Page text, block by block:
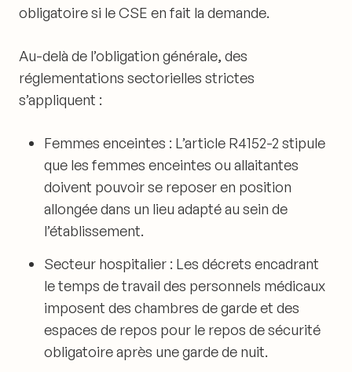
obligatoire si le CSE en fait la demande.
Au-delà de l’obligation générale, des
réglementations sectorielles strictes
s’appliquent :
Femmes enceintes : L’article R4152-2 stipule
que les femmes enceintes ou allaitantes
doivent pouvoir se reposer en position
allongée dans un lieu adapté au sein de
l’établissement.
Secteur hospitalier : Les décrets encadrant
le temps de travail des personnels médicaux
imposent des chambres de garde et des
espaces de repos pour le repos de sécurité
obligatoire après une garde de nuit.